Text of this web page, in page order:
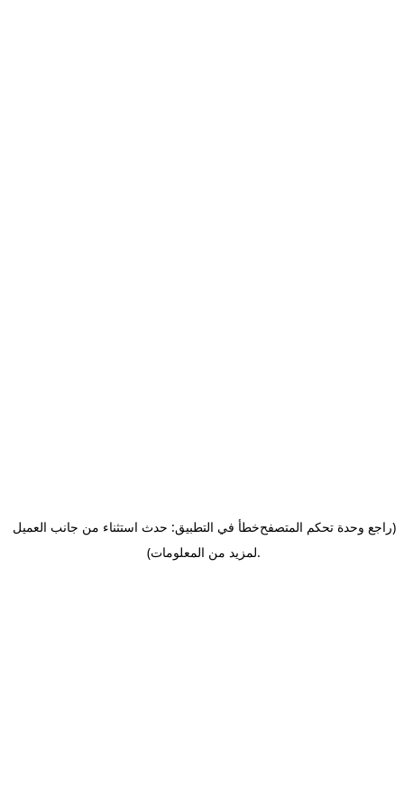
خطأ في التطبيق: حدث استثناء من جانب العميل(راجع وحدة تحكم المتصفح
لمزيد من المعلومات).